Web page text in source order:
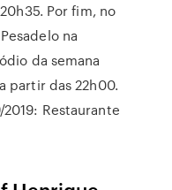
Por fim, no
na
da semana
partir das 22h00.
Restaurante